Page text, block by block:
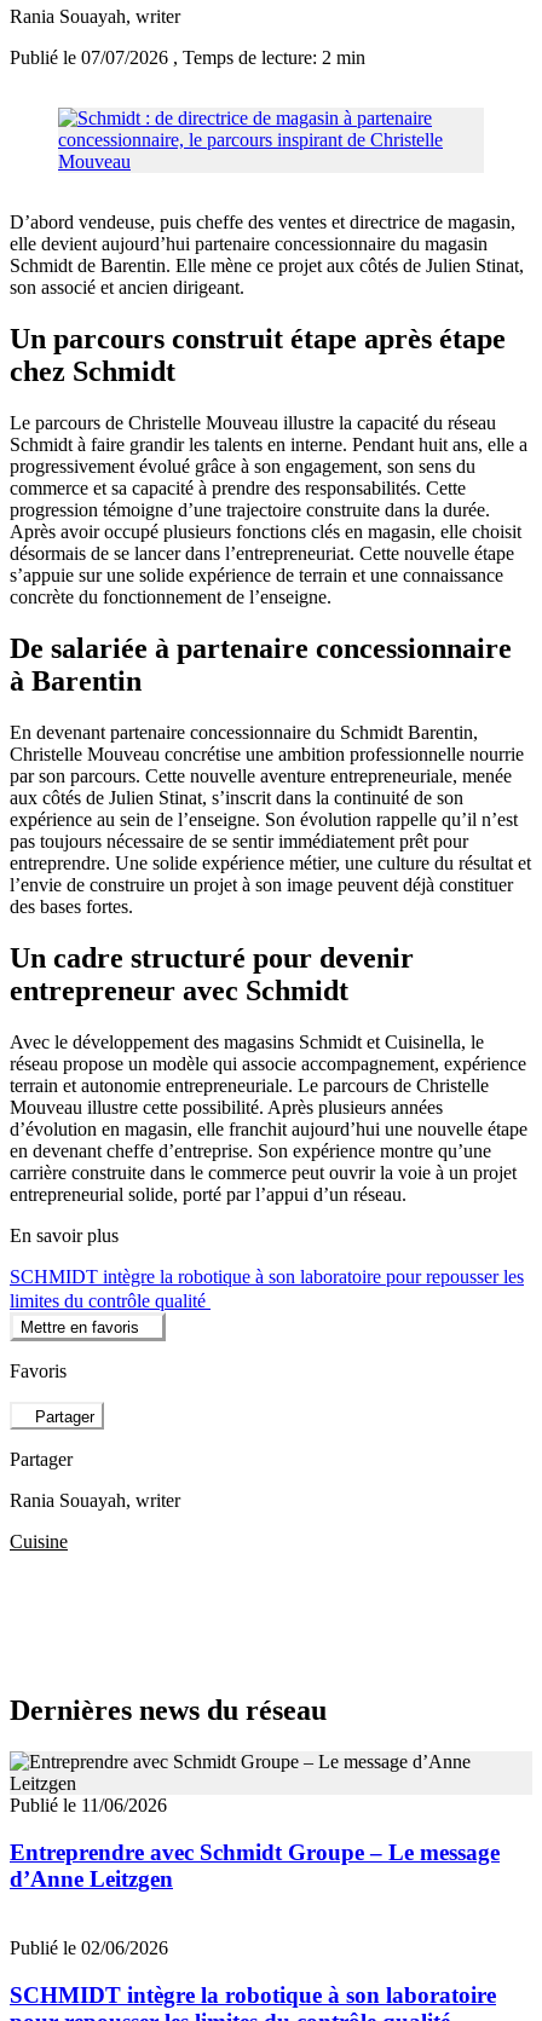
Rania Souayah, writer
Publié le 07/07/2026 , Temps de lecture: 2 min
D’abord vendeuse, puis cheffe des ventes et directrice de magasin,
elle devient aujourd’hui partenaire concessionnaire du magasin
Schmidt de Barentin. Elle mène ce projet aux côtés de Julien Stinat,
son associé et ancien dirigeant.
Un parcours construit étape après étape
chez Schmidt
Le parcours de Christelle Mouveau illustre la capacité du réseau
Schmidt à faire grandir les talents en interne. Pendant huit ans, elle a
progressivement évolué grâce à son engagement, son sens du
commerce et sa capacité à prendre des responsabilités. Cette
progression témoigne d’une trajectoire construite dans la durée.
Après avoir occupé plusieurs fonctions clés en magasin, elle choisit
désormais de se lancer dans l’entrepreneuriat. Cette nouvelle étape
s’appuie sur une solide expérience de terrain et une connaissance
concrète du fonctionnement de l’enseigne.
De salariée à partenaire concessionnaire
à Barentin
En devenant partenaire concessionnaire du Schmidt Barentin,
Christelle Mouveau concrétise une ambition professionnelle nourrie
par son parcours. Cette nouvelle aventure entrepreneuriale, menée
aux côtés de Julien Stinat, s’inscrit dans la continuité de son
expérience au sein de l’enseigne. Son évolution rappelle qu’il n’est
pas toujours nécessaire de se sentir immédiatement prêt pour
entreprendre. Une solide expérience métier, une culture du résultat et
l’envie de construire un projet à son image peuvent déjà constituer
des bases fortes.
Un cadre structuré pour devenir
entrepreneur avec Schmidt
Avec le développement des magasins Schmidt et Cuisinella, le
réseau propose un modèle qui associe accompagnement, expérience
terrain et autonomie entrepreneuriale. Le parcours de Christelle
Mouveau illustre cette possibilité. Après plusieurs années
d’évolution en magasin, elle franchit aujourd’hui une nouvelle étape
en devenant cheffe d’entreprise. Son expérience montre qu’une
carrière construite dans le commerce peut ouvrir la voie à un projet
entrepreneurial solide, porté par l’appui d’un réseau.
En savoir plus
SCHMIDT intègre la robotique à son laboratoire pour repousser les
limites du contrôle qualité
Mettre en favoris
Favoris
Partager
Partager
Rania Souayah, writer
Cuisine
Dernières news du réseau
Publié le 11/06/2026
Entreprendre avec Schmidt Groupe – Le message
d’Anne Leitzgen
Publié le 02/06/2026
SCHMIDT intègre la robotique à son laboratoire